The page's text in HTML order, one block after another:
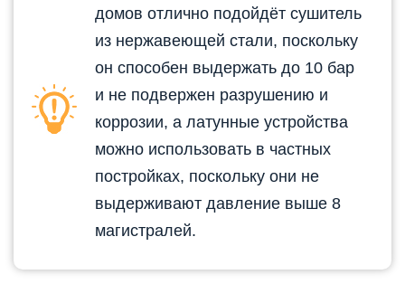
домов отлично подойдёт сушитель
из нержавеющей стали, поскольку
он способен выдержать до 10 бар
и не подвержен разрушению и
коррозии, а латунные устройства
можно использовать в частных
постройках, поскольку они не
выдерживают давление выше 8
магистралей.